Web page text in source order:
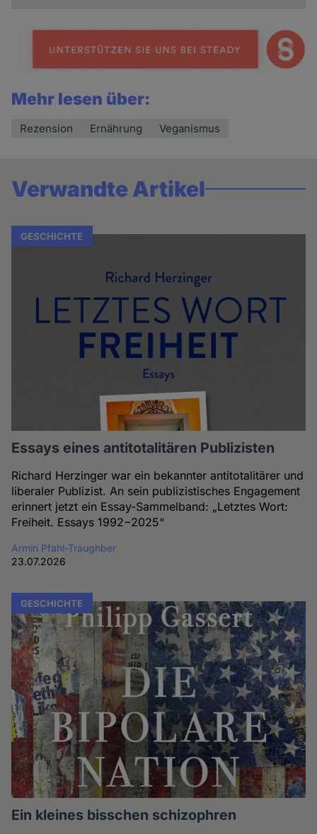
Mehr lesen über:
Rezension Ernährung Veganismus
Verwandte Artikel
GESCHICHTE
Essays eines antitotalitären Publizisten
Richard Herzinger war ein bekannter antitotalitärer und
liberaler Publizist. An sein publizistisches Engagement
erinnert jetzt ein Essay-Sammelband: „Letztes Wort:
Freiheit. Essays 1992−2025“
Armin Pfahl-Traughber
23.07.2026
GESCHICHTE
Ein kleines bisschen schizophren